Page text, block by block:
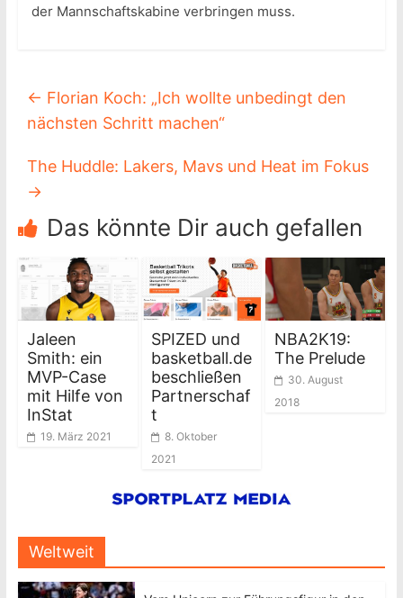
der Mannschaftskabine verbringen muss.
← Florian Koch: „Ich wollte unbedingt den
nächsten Schritt machen“
The Huddle: Lakers, Mavs und Heat im Fokus
→
Das könnte Dir auch gefallen
Jaleen
Smith: ein
MVP-Case
mit Hilfe von
InStat
19. März 2021
SPIZED und
basketball.de
beschließen
Partnerschaf
t
8. Oktober
2021
NBA2K19:
The Prelude
30. August
2018
Weltweit